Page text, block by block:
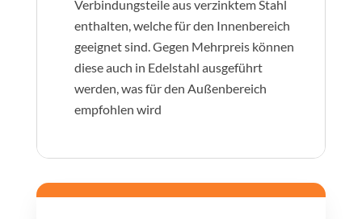
Verbindungsteile aus verzinktem Stahl
enthalten, welche für den Innenbereich
geeignet sind. Gegen Mehrpreis können
diese auch in Edelstahl ausgeführt
werden, was für den Außenbereich
empfohlen wird